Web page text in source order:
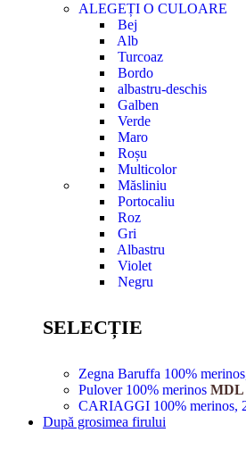
ALEGEȚI O CULOARE
Bej
Alb
Turcoaz
Bordo
albastru-deschis
Galben
Verde
Maro
Roșu
Multicolor
Măsliniu
Portocaliu
Roz
Gri
Albastru
Violet
Negru
SELECȚIE
Zegna Baruffa 100%
Pulover 100% merinos MDL
CARIAGGI 100% merinos,
După grosimea firului